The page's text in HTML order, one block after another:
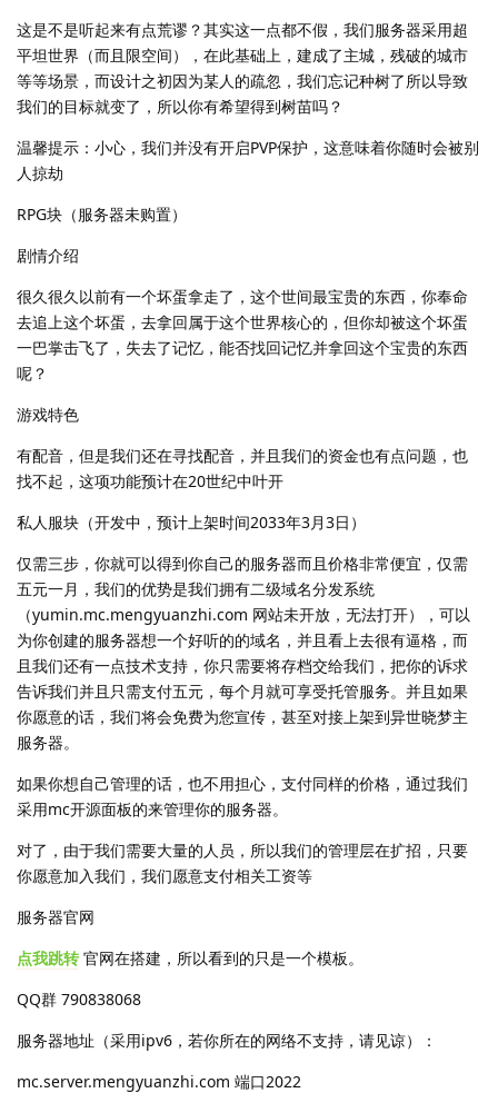
这是不是听起来有点荒谬？其实这一点都不假，我们服务器采用超
平坦世界（而且限空间），在此基础上，建成了主城，残破的城市
等等场景，而设计之初因为某人的疏忽，我们忘记种树了所以导致
我们的目标就变了，所以你有希望得到树苗吗？
温馨提示：小心，我们并没有开启PVP保护，这意味着你随时会被别
人掠劫
RPG块（服务器未购置）
剧情介绍
很久很久以前有一个坏蛋拿走了，这个世间最宝贵的东西，你奉命
去追上这个坏蛋，去拿回属于这个世界核心的，但你却被这个坏蛋
一巴掌击飞了，失去了记忆，能否找回记忆并拿回这个宝贵的东西
呢？
游戏特色
有配音，但是我们还在寻找配音，并且我们的资金也有点问题，也
找不起，这项功能预计在20世纪中叶开
私人服块（开发中，预计上架时间2033年3月3日）
仅需三步，你就可以得到你自己的服务器而且价格非常便宜，仅需
五元一月，我们的优势是我们拥有二级域名分发系统
（yumin.mc.mengyuanzhi.com 网站未开放，无法打开），可以
为你创建的服务器想一个好听的的域名，并且看上去很有逼格，而
且我们还有一点技术支持，你只需要将存档交给我们，把你的诉求
告诉我们并且只需支付五元，每个月就可享受托管服务。并且如果
你愿意的话，我们将会免费为您宣传，甚至对接上架到异世晓梦主
服务器。
如果你想自己管理的话，也不用担心，支付同样的价格，通过我们
采用mc开源面板的来管理你的服务器。
对了，由于我们需要大量的人员，所以我们的管理层在扩招，只要
你愿意加入我们，我们愿意支付相关工资等
服务器官网
点我跳转官网在搭建，所以看到的只是一个模板。
QQ群 790838068
服务器地址（采用ipv6，若你所在的网络不支持，请见谅）：
mc.server.mengyuanzhi.com 端口2022